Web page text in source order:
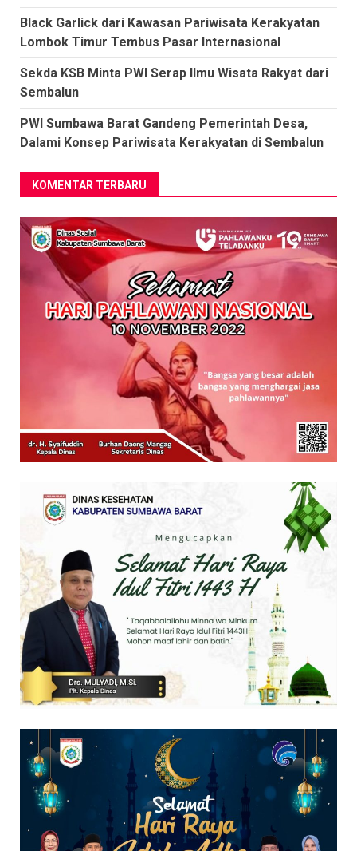
Black Garlick dari Kawasan Pariwisata Kerakyatan
Lombok Timur Tembus Pasar Internasional
Sekda KSB Minta PWI Serap Ilmu Wisata Rakyat dari
Sembalun
PWI Sumbawa Barat Gandeng Pemerintah Desa,
Dalami Konsep Pariwisata Kerakyatan di Sembalun
KOMENTAR TERBARU